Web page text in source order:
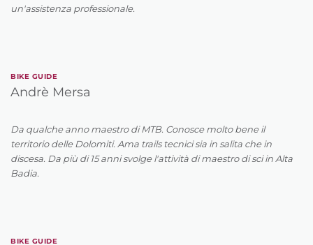
un'assistenza professionale.
BIKE GUIDE
Andrè Mersa
Da qualche anno maestro di MTB. Conosce molto bene il
territorio delle Dolomiti. Ama trails tecnici sia in salita che in
discesa. Da più di 15 anni svolge l'attività di maestro di sci in Alta
Badia.
BIKE GUIDE